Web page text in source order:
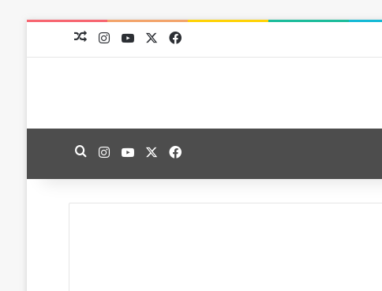
فيسبوك
‫X
‫YouTubeانستقراممقال عشوائي
فيسبوك
‫X
‫YouTubeانستقرامبحث عن